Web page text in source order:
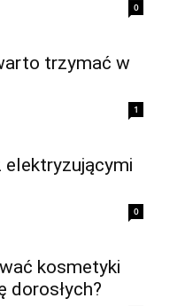
0
trzymać w
1
elektryzującymi
0
kosmetyki
dorosłych?